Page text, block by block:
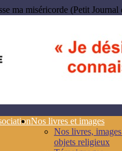
ma miséricorde (Petit Journal
Nos livres et images
Nos livres,
objets religieux